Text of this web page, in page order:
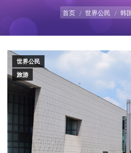
首页 世界公民 韩
世界公民
旅游